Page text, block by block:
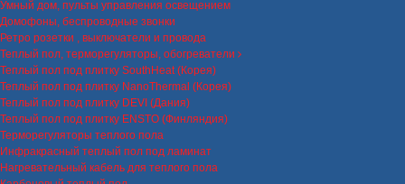
Умный дом, пульты управления освещением
Домофоны, беспроводные звонки
Ретро розетки , выключатели и провода
Теплый пол, терморегуляторы, обогреватели
Теплый пол под плитку SouthHeat (Корея)
Теплый пол под плитку NanoThermal (Корея)
Теплый пол под плитку DEVI (Дания)
Теплый пол под плитку ENSTO (Финляндия)
Терморегуляторы теплого пола
Инфракрасный теплый пол под ламинат
Нагревательный кабель для теплого пола